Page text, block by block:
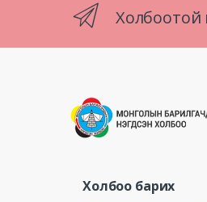
Холбоотой
Холбоо барих